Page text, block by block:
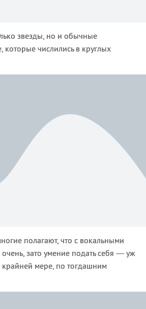
звезды, но и обычные
числились в круглых
полагают, что с вокальными
зато умение подать себя — уж
крайней мере, по тогдашним